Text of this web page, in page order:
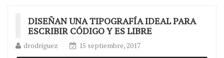
DISEÑAN UNA TIPOGRAFÍA IDEAL PARA
ESCRIBIR CÓDIGO Y ES LIBRE
drodriguez 15 septiembre, 2017